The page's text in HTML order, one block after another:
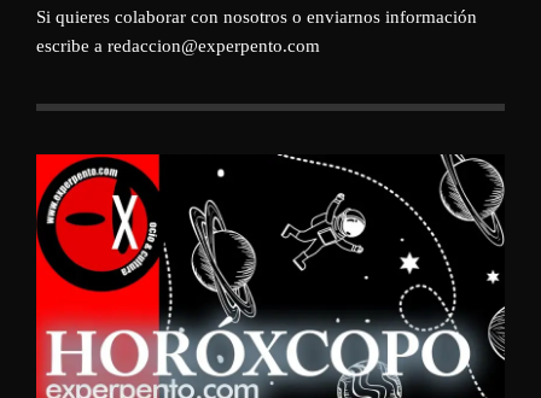
Si quieres colaborar con nosotros o enviarnos información
escribe a redaccion@experpento.com